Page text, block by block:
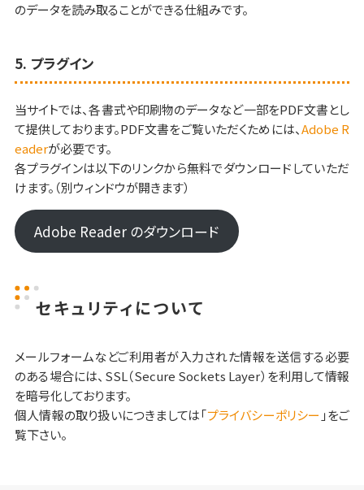
のデータを読み取ることができる仕組みです。
5. プラグイン
当サイトでは、各書式や印刷物のデータなど一部をPDF文書とし
て提供しております。PDF文書をご覧いただくためには、Adobe R
eaderが必要です。
各プラグインは以下のリンクから無料でダウンロードしていただ
けます。（別ウィンドウが開きます）
Adobe Reader のダウンロード
セキュリティについて
メールフォームなどご利用者が入力された情報を送信する必要
のある場合には、SSL（Secure Sockets Layer）を利用して情報
を暗号化しております。
個人情報の取り扱いにつきましては「プライバシーポリシー 」をご
覧下さい。